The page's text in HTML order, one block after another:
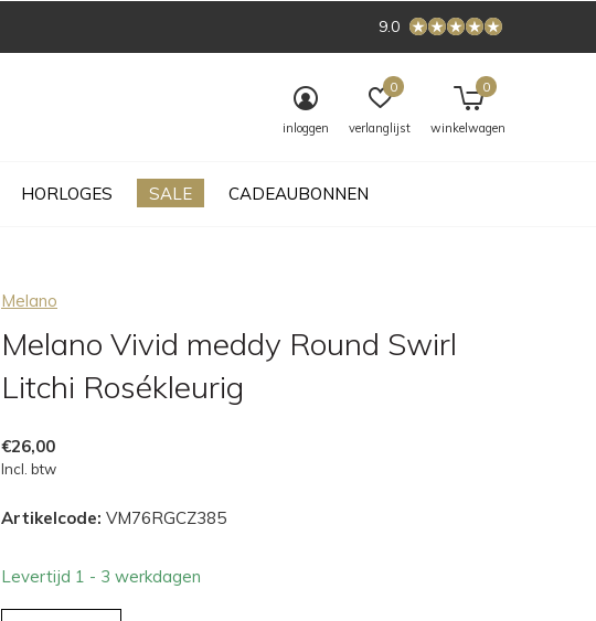
HORLOGES SALE CADEAUBONNEN
inloggen verlanglijst
0
winkelwagen
0
9.0
Melano
Melano Vivid meddy Round Swirl
Litchi Rosékleurig
€26,00
Incl. btw
Artikelcode: VM76RGCZ385
Levertijd 1 - 3 werkdagen